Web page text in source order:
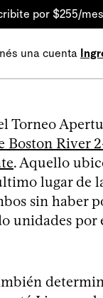
por $255/mes
una cuenta
Torneo
Boston River
. Aquello
lugar de
sin haber
unidades por